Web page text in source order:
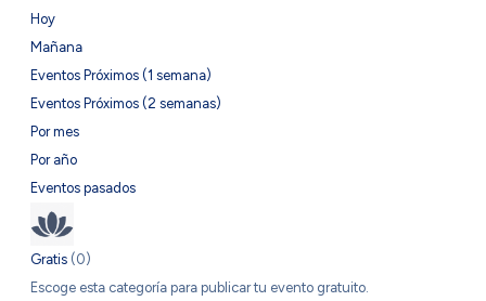
Hoy
Mañana
Eventos Próximos (1 semana)
Eventos Próximos (2 semanas)
Por mes
Por año
Eventos pasados
Gratis (0)
Escoge esta categoría para publicar tu evento gratuito.